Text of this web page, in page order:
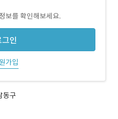
보를 확인해보세요.
그인
가입
동구